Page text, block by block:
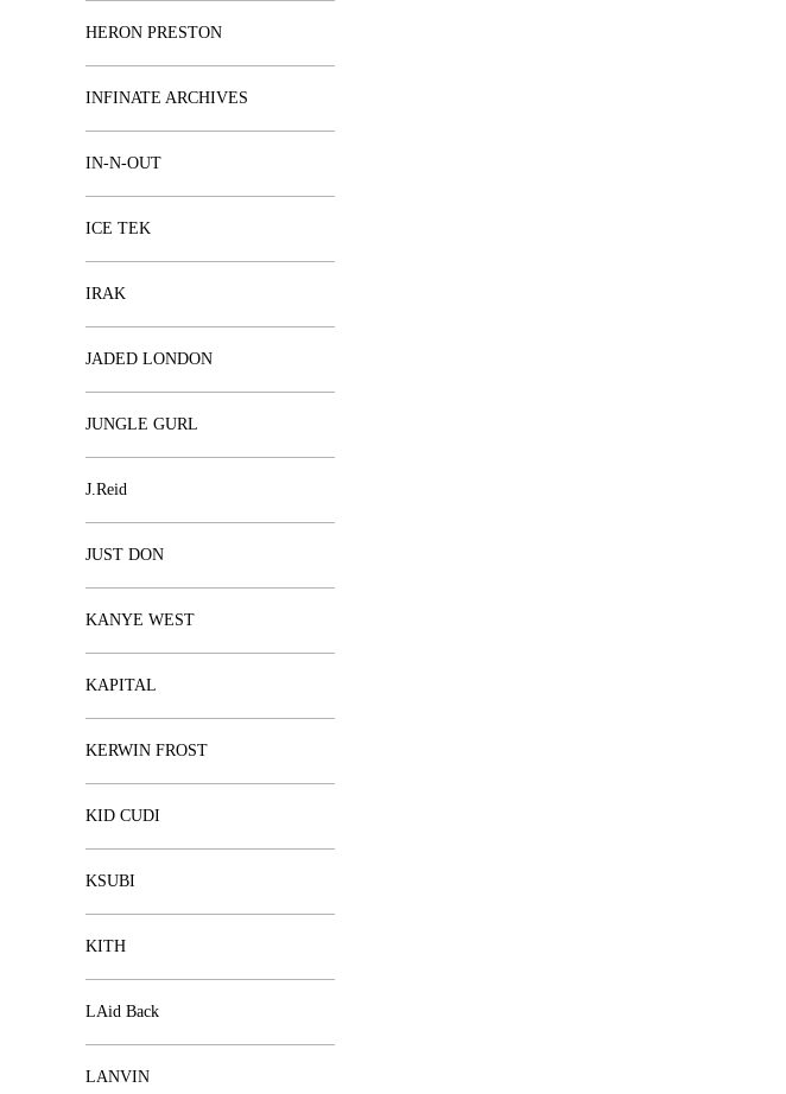
HERON PRESTON
INFINATE ARCHIVES
IN-N-OUT
ICE TEK
IRAK
JADED LONDON
JUNGLE GURL
J.Reid
JUST DON
KANYE WEST
KAPITAL
KERWIN FROST
KID CUDI
KSUBI
KITH
LAid Back
LANVIN